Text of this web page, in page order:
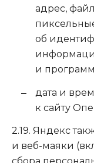
адрес,
об
и
дата и
к сайту
2.19. Яндекс
и веб-маяки